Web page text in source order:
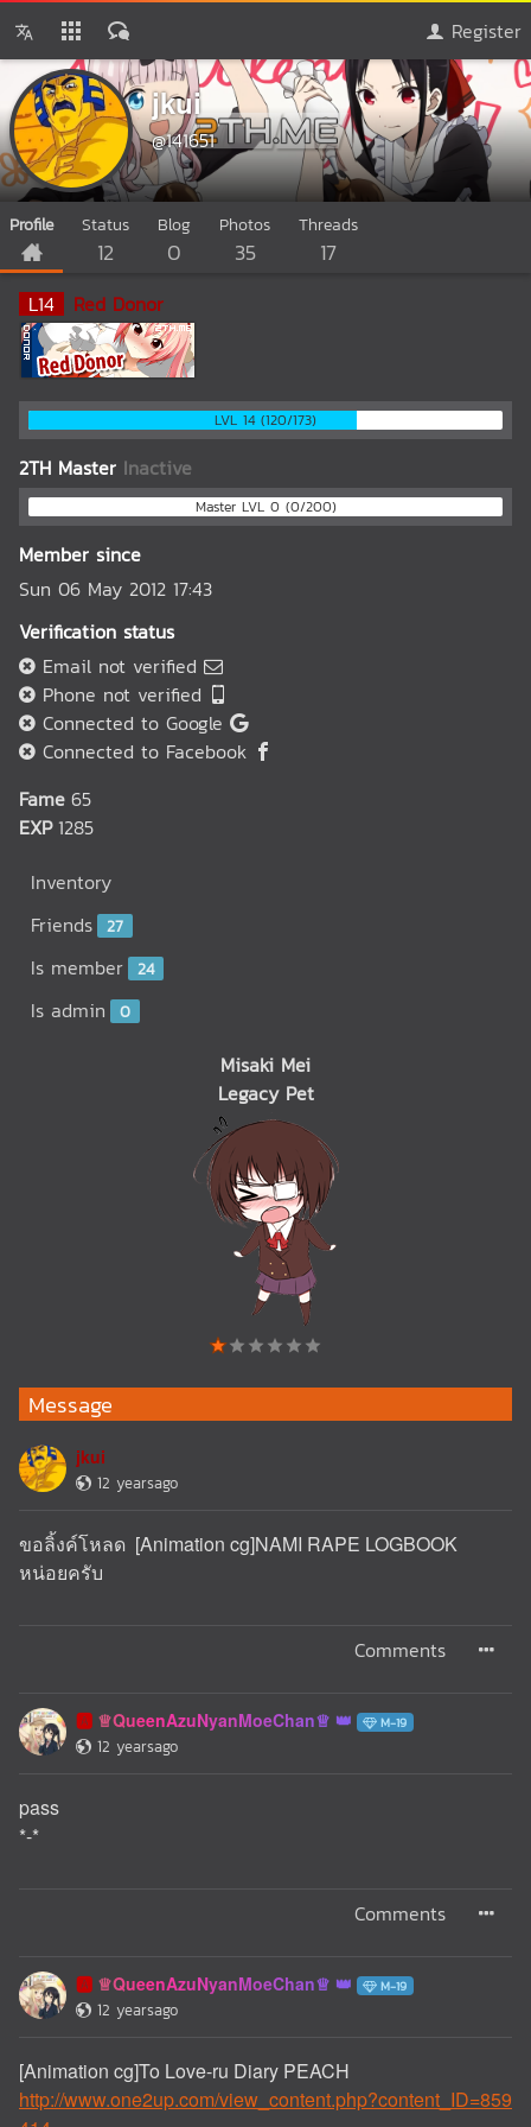
Register
jkui
@141651
Profile Status
12
Blog
0
Photos
35
Threads
17
L14 Red Donor
LVL 14 (120/173)
2TH Master Inactive
Master LVL 0 (0/200)
Member since
Sun 06 May 2012 17:43
Verification status
Email not verified
Phone not verified
Connected to Google
Connected to Facebook
Fame 65
EXP 1285
Inventory
Friends 27
Is member 24
Is admin 0
Misaki Mei
Legacy Pet
Message
jkui
12 yearsago
ขอลิ้งค์โหลด [Animation cg]NAMI RAPE LOGBOOK
หน่อยครับ
Comments
🅰️ ♕QueenAzuNyanMoeChan♕ M-19
12 yearsago
pass
*-*
Comments
🅰️ ♕QueenAzuNyanMoeChan♕ M-19
12 yearsago
[Animation cg]To Love-ru Diary PEACH
http://www.one2up.com/view_content.php?content_ID=859